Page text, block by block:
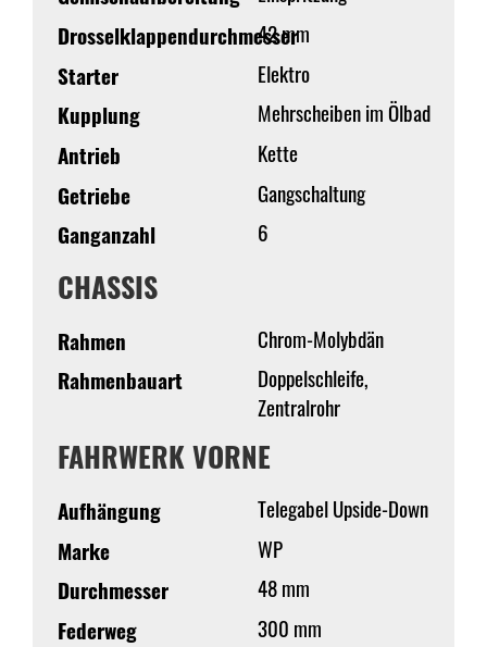
Drosselklappendurchmesser
42 mm
Starter
Elektro
Kupplung
Mehrscheiben im Ölbad
Antrieb
Kette
Getriebe
Gangschaltung
Ganganzahl
6
CHASSIS
Rahmen
Chrom-Molybdän
Rahmenbauart
Doppelschleife,
Zentralrohr
FAHRWERK VORNE
Aufhängung
Telegabel Upside-Down
Marke
WP
Durchmesser
48 mm
Federweg
300 mm